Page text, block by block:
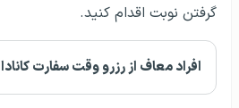
گرفتن نوبت اقدام کنید.
افراد معاف از رزرو وقت سفارت کانادا